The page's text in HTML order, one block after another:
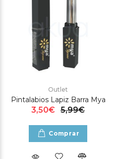
Outlet
Pintalabios Lapiz Barra Mya
3,50€ 5,99€
Comprar